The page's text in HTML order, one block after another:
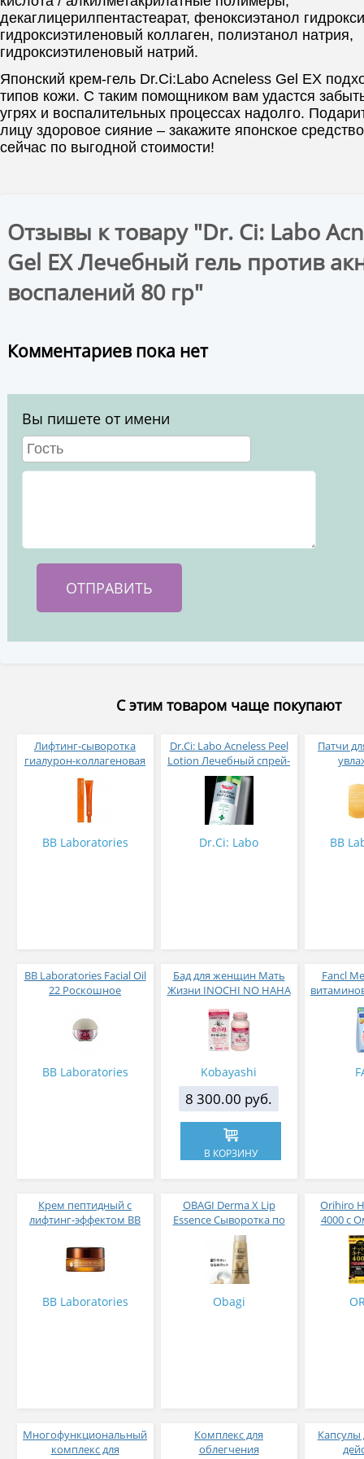
декаглицерилпентастеарат, феноксиэтанол
гидроксиэтиленовый коллаген, полиэтанол натрия,
гидроксиэтиленовый натрий.
Японский крем-гель Dr.Ci:Labo Acneless Gel EX
типов кожи. С таким помощником вам удастся
угрях и воспалительных процессах надолго.
лицу здоровое сияние – закажите японское
сейчас по выгодной стоимости!
Отзывы к товару "Dr. Ci: Labo
Gel EX Лечебный гель против
воспалений 80 гр"
Комментариев пока нет
Вы пишете от имени
С этим товаром чаще покупают
Лифтинг-сыворотка
гиалурон-коллагеновая
с пептидами BB
Laboratories Hyalurone
Collagen Lift Serum 35 г
BB Laboratories
Dr.Ci: Labo Acneless Peel
Lotion Лечебный спрей-
лосьон пилинг для лица
и тела от акне с
освежающим
эвкалиптовым
Dr.Ci: Labo
Патчи
Moisture
BB
BB Laboratories Facial Oil
22 Роскошное
капсульное масло № 30
BB Laboratories
Бад для женщин Мать
Жизни INOCHI NO HAHA
Kobayashi
8 300.00 руб.
В КОРЗИНУ
Fancl
для
Крем пептидный с
лифтинг-эффектом BB
Lift Сream 40 г
BB Laboratories
OBAGI Derma X Lip
Essence Сыворотка по
уходу за губами 10 мл
Obagi
Orihiro
4000 с
EPA,
Многофункциональный
комплекс для
Комплекс для
облегчения
Капсулы